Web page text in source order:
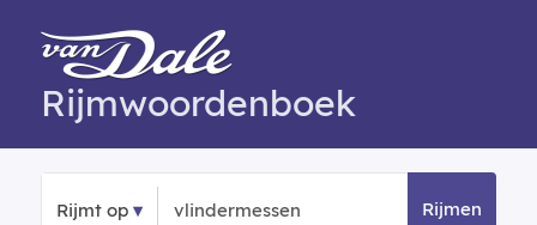
Rijmwoordenboek
Rijmt op Rijmen